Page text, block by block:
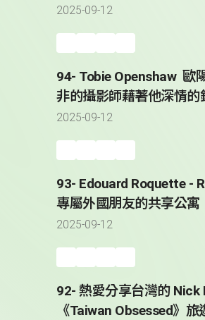
Reporting from Taiwan
2025-09-12
94- Tobie Openshaw 歐
非的攝影師藉著他深情的
紀錄台灣 * Taiwan
2025-09-12
93- Edouard Roquette -
專屬外國朋友的共享公寓
2025-09-12
92- 熱愛分享台灣的 Nick
《Taiwan Obsessed》